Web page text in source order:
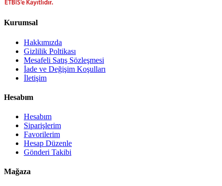
Kurumsal
Hakkımızda
Gizlilik Poltikası
Mesafeli Satış Sözleşmesi
İade ve Değişim Koşulları
İletişim
Hesabım
Hesabım
Siparişlerim
Favorilerim
Hesap Düzenle
Gönderi Takibi
Mağaza